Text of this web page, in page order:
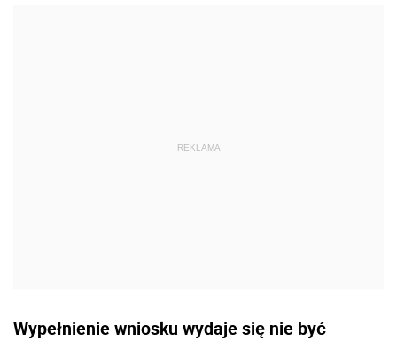
Wypełnienie wniosku wydaje się nie być